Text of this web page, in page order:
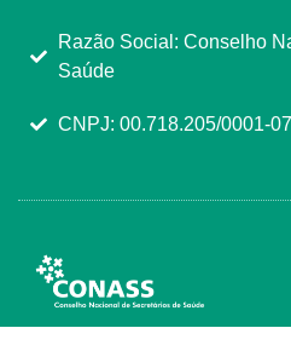
Razão Social: Conselho
Saúde
CNPJ: 00.718.205/0001-07